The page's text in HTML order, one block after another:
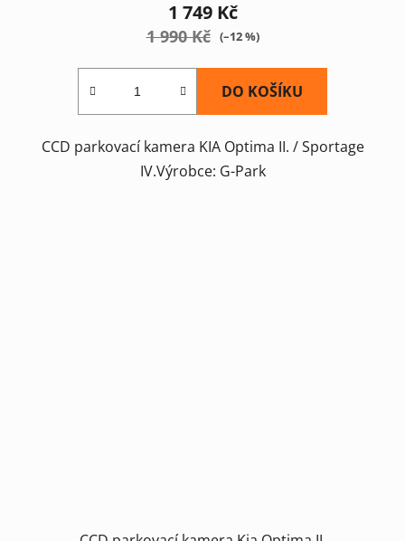
1 749 Kč
1 990 Kč (–12 %)
DO KOŠÍKU
CCD parkovací kamera KIA Optima II. / Sportage
IV.Výrobce: G-Park